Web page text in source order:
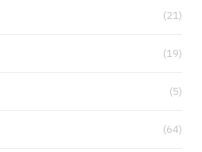
(21)
(19)
(5)
(64)